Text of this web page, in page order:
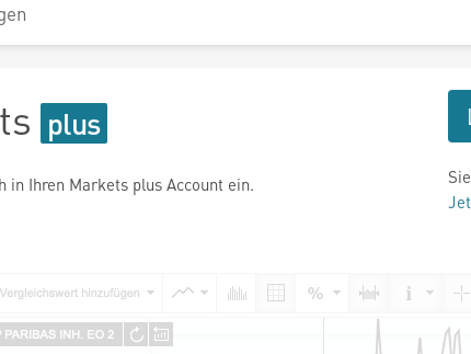
in Ihren Markets plus Account ein.